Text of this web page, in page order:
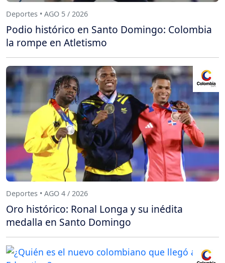
Deportes • AGO 5 / 2026
Podio histórico en Santo Domingo: Colombia
la rompe en Atletismo
Deportes • AGO 4 / 2026
Oro histórico: Ronal Longa y su inédita
medalla en Santo Domingo